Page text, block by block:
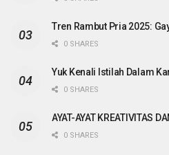
Tren Rambut Pria 2025:
0 SHARES
Yuk Kenali Istilah Dalam
0 SHARES
AYAT-AYAT KREATIVITAS
0 SHARES